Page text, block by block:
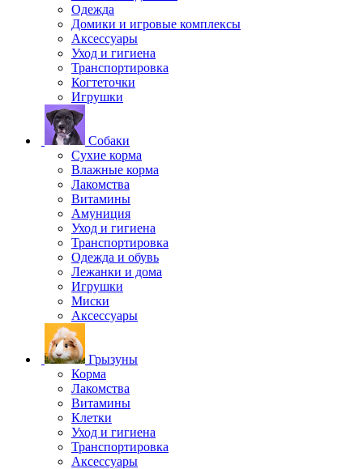
Одежда
Домики и игровые комплексы
Аксессуары
Уход и гигиена
Транспортировка
Когтеточки
Игрушки
Собаки
Сухие корма
Влажные корма
Лакомства
Витамины
Амуниция
Уход и гигиена
Транспортировка
Одежда и обувь
Лежанки и дома
Игрушки
Миски
Аксессуары
Грызуны
Корма
Лакомства
Витамины
Клетки
Уход и гигиена
Транспортировка
Аксессуары